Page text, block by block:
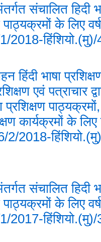
संचालित हिदी
पाठ्यक्रमों के लिए
2018-
हिंदी भाषा
एवं पत्राचार
पाठ्यक्रमों,
कार्यक्रमों के लिए
2018-
संचालित हिदी
पाठ्यक्रमों के लिए
2017-